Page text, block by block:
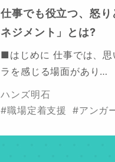
仕事でも役立つ、怒
ネジメント」とは?
■はじめに 仕事では、思
ラを感じる場面があり…
ハンズ明石
#職場定着支援
#アンガ